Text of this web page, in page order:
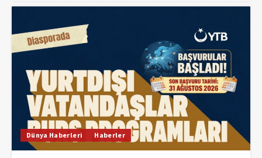
Dünya Haberleri Haberler